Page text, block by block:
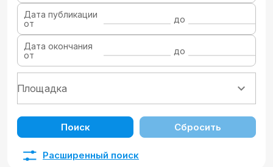
Дата публикации
от
до
Дата окончания
от
до
Поиск Сбросить
Расширенный поиск